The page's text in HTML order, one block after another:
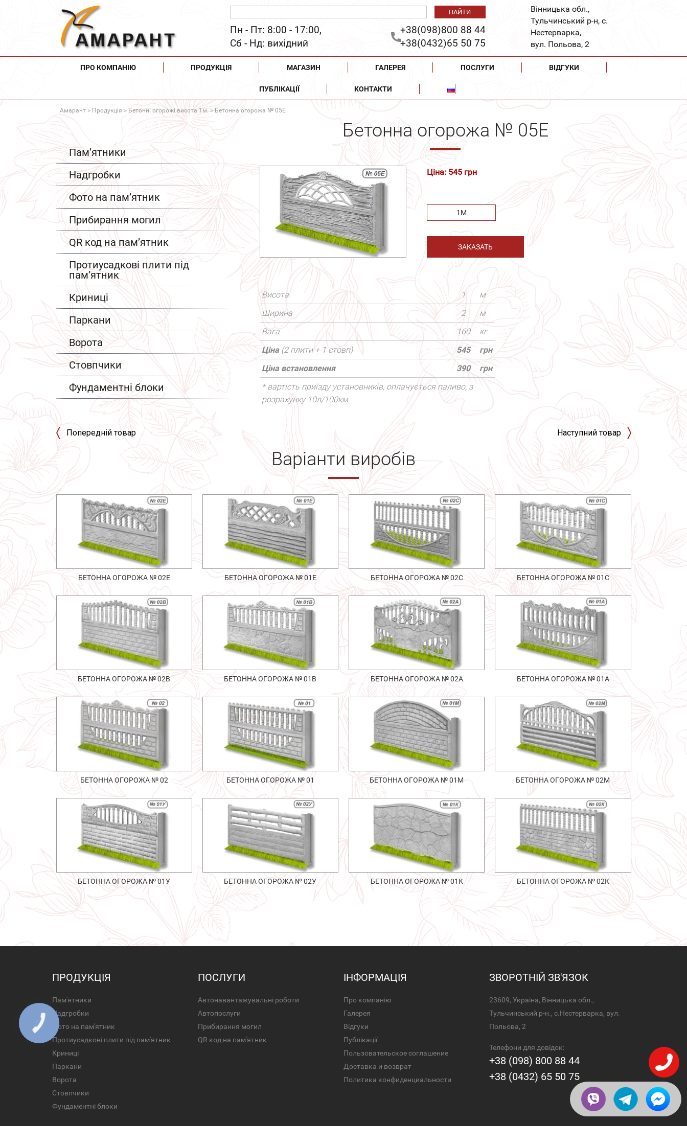
Пн - Пт: 8:00 - 17:00,
Сб - Нд: вихідний
+38(098)800 88 44
+38(0432)65 50 75
Вінницька обл.,
Тульчинський р-н, с.
Нестерварка,
вул. Польова, 2
ПРО КОМПАНІЮ ПРОДУКЦІЯ МАГАЗИН ГАЛЕРЕЯ ПОСЛУГИ ВІДГУКИ
ПУБЛІКАЦІЇ КОНТАКТИ
Амарант > Продукція > Бетонні огорожі висота 1м. > Бетонна огорожа № 05Е
Пам’ятники
Надгробки
Фото на пам’ятник
Прибирання могил
QR код на пам’ятник
Протиусадкові плити під
пам’ятник
Криниці
Паркани
Ворота
Стовпчики
Фундаментні блоки
Бетонна огорожа № 05Е
Ціна: 545 грн
1М
ЗАКАЗАТЬ
Висота 1
м
Ширина
2
м
Вага
160
кг
Ціна (2 плити + 1 стовп) 545
грн
Ціна встановлення
390
грн
* вартість приїзду установників, оплачується паливо, з
розрахунку 10л/100км
Попередній товар Наступний товар
Варіанти виробів
БЕТОННА ОГОРОЖА № 02Е БЕТОННА ОГОРОЖА № 01Е БЕТОННА ОГОРОЖА № 02С БЕТОННА ОГОРОЖА № 01С
БЕТОННА ОГОРОЖА № 02В БЕТОННА ОГОРОЖА № 01В БЕТОННА ОГОРОЖА № 02А БЕТОННА ОГОРОЖА № 01А
БЕТОННА ОГОРОЖА № 02 БЕТОННА ОГОРОЖА № 01 БЕТОННА ОГОРОЖА № 01М БЕТОННА ОГОРОЖА № 02М
БЕТОННА ОГОРОЖА № 01У БЕТОННА ОГОРОЖА № 02У БЕТОННА ОГОРОЖА № 01К БЕТОННА ОГОРОЖА № 02К
ПРОДУКЦІЯ
Пам'ятники
Надгробки
Фото на пам'ятник
Протиусадкові плити під пам'ятник
Криниці
Паркани
Ворота
Стовпчики
Фундаментні блоки
ПОСЛУГИ
Автонавантажувальні роботи
Автопослуги
Прибирання могил
QR код на пам'ятник
ІНФОРМАЦІЯ
Про компанію
Галерея
Відгуки
Публікації
Пользовательское соглашение
Доставка и возврат
Политика конфиденциальности
ЗВОРОТНІЙ ЗВ'ЯЗОК
23609, Україна, Вінницька обл.,
Тульчинський р-н., с.Нестерварка, вул.
Польова, 2
Телефони для довідок:
+38 (098) 800 88 44
+38 (0432) 65 50 75